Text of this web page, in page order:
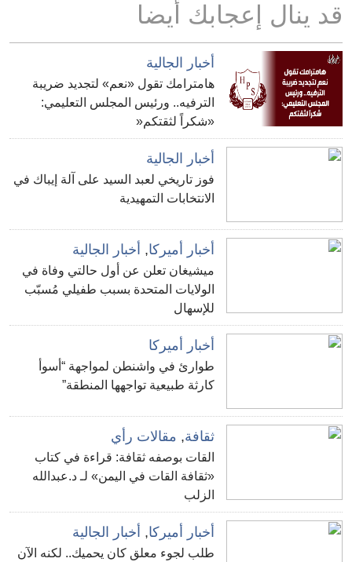
قد ينال إعجابك أيضا
أخبار الجالية
هامترامك تقول «نعم» لتجديد ضريبة
الترفيه.. ورئيس المجلس التعليمي:
«شكراً لثقتكم«
أخبار الجالية
فوز تاريخي لعبد السيد على آلة إيباك في
الانتخابات التمهيدية
أخبار أميركا, أخبار الجالية
ميشيغان تعلن عن أول حالتي وفاة في
الولايات المتحدة بسبب طفيلي مُسبّب
للإسهال
أخبار أميركا
طوارئ في واشنطن لمواجهة “أسوأ
كارثة طبيعية تواجهها المنطقة”
ثقافة, مقالات رأي
القات بوصفه ثقافة: قراءة في كتاب
«ثقافة القات في اليمن» لـ د.عبدالله
الزلب
أخبار أميركا, أخبار الجالية
طلب لجوء معلق كان يحميك.. لكنه الآن